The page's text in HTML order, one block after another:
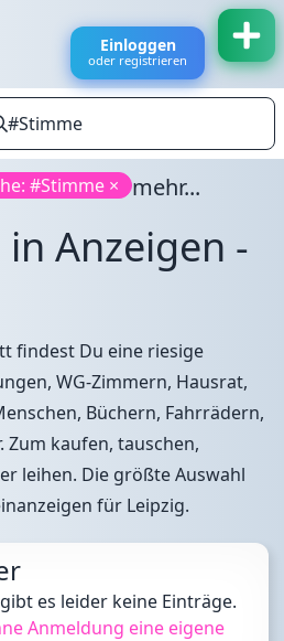
Einloggen
oder registrieren
#Stimme × mehr...
Anzeigen -
findest Du eine riesige
WG-Zimmern, Hausrat,
Büchern, Fahrrädern,
Zum kaufen, tauschen,
leihen. Die größte Auswahl
für Leipzig.
es leider keine Einträge.
Anmeldung eine eigene